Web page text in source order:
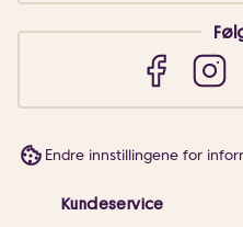
Endre innstillingene for
Kundeservice